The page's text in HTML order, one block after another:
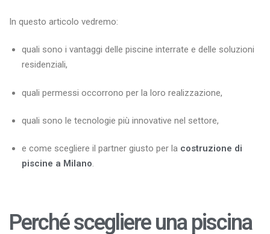
In questo articolo vedremo:
quali sono i vantaggi delle piscine interrate e delle soluzioni
residenziali,
quali permessi occorrono per la loro realizzazione,
quali sono le tecnologie più innovative nel settore,
e come scegliere il partner giusto per la costruzione di
piscine a Milano.
Perché scegliere una piscina